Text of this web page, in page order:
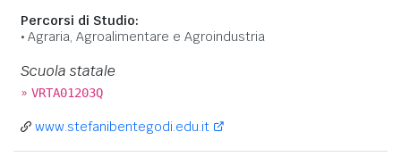
Percorsi di Studio:
Agraria, Agroalimentare e Agroindustria
Scuola statale
» VRTA01203Q
www.stefanibentegodi.edu.it